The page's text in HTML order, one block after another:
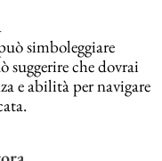
simboleggiare
suggerire che dovrai
e abilità per navigare